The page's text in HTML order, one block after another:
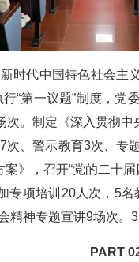
时代中国特色社会主
“第一议题”制度，
次。制定《深入贯彻
、警示教育3次、专
》，召开“党的二十
专项培训20人次，5
神专题宣讲9场次。3
PART